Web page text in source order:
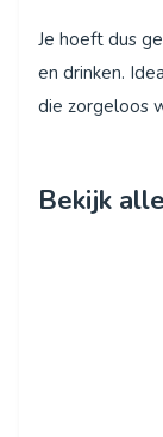
Je hoeft dus
en drinken.
die zorgeloos
Bekijk